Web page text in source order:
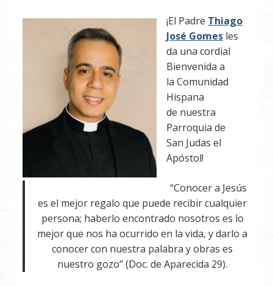
¡El Padre Thiago
José Gomesles
da una cordial
Bienvenida a
la Comunidad
Hispana
de nuestra
Parroquia de
San Judas el
Apóstol!
“Conocer a Jesús
es el mejor regalo que puede recibir cualquier
persona; haberlo encontrado nosotros es lo
mejor que nos ha ocurrido en la vida, y darlo a
conocer con nuestra palabra y obras es
nuestro gozo” (Doc. de Aparecida 29).